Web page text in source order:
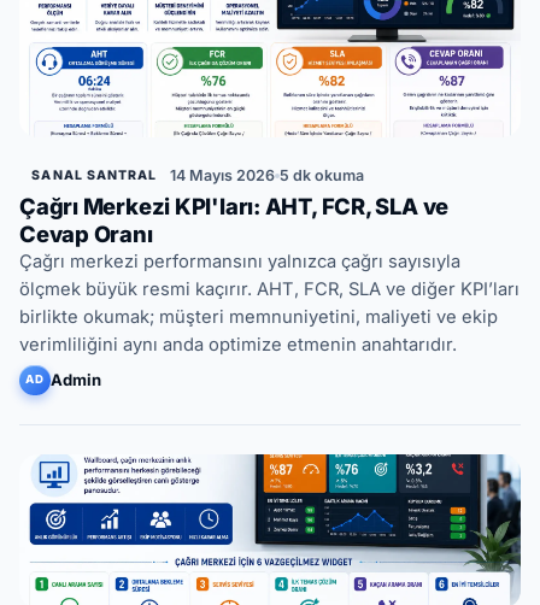
SANAL SANTRAL 14 Mayıs 2026 5 dk okuma
Çağrı Merkezi KPI'ları: AHT, FCR, SLA ve
Cevap Oranı
Çağrı merkezi performansını yalnızca çağrı sayısıyla
ölçmek büyük resmi kaçırır. AHT, FCR, SLA ve diğer KPI’ları
birlikte okumak; müşteri memnuniyetini, maliyeti ve ekip
verimliliğini aynı anda optimize etmenin anahtarıdır.
AD Admin